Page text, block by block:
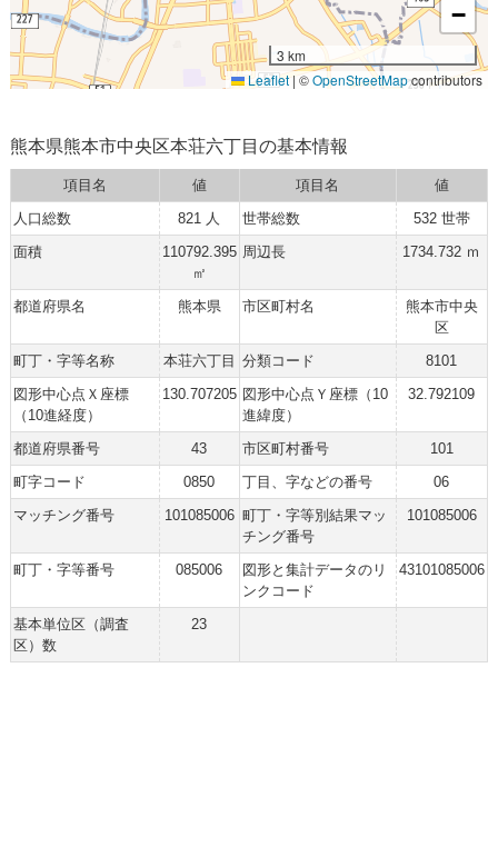
−
3 km
Leaflet | ©OpenStreetMapcontributors
熊本県熊本市中央区本荘六丁目の基本情報
項目名 値 項目名
値
人口総数
821 人 世帯総数
532 世帯
面積
110792.395
㎡
周辺長 1734.732 ｍ
都道府県名 熊本県 市区町村名
熊本市中央
区
町丁・字等名称
本荘六丁目 分類コード
8101
図形中心点Ｘ座標
（10進経度）
130.707205 図形中心点Ｙ座標（10
進緯度）
32.792109
都道府県番号 43 市区町村番号
101
町字コード
0850 丁目、字などの番号
06
マッチング番号
101085006 町丁・字等別結果マッ
チング番号
101085006
町丁・字等番号 085006
図形と集計データのリ
ンクコード
43101085006
基本単位区（調査
区）数
23